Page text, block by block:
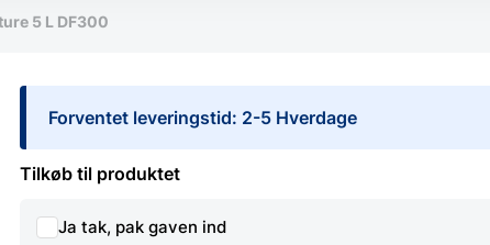
5 L DF300
Forventet leveringstid: 2-5 Hverdage
Tilkøb til produktet
Ja tak, pak gaven ind